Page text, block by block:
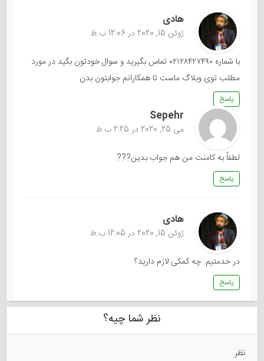
هادی
ژوئن 15, 2020 در 12:06 ب.ظ
با شماره ۰۲۱۲۸۴۲۷۴۹۰ تماس بگیرید و سوال خودتون بگید در مورد
مطلب توی وبلاگ ماست تا همکارانم جوابتون بدن
پاسخ
Sepehr
می 25, 2020 در 2:25 ب.ظ
لطفاً به کامنت من هم جواب بدین???
پاسخ
هادی
ژوئن 15, 2020 در 12:05 ب.ظ
در خدمتیم. چه کمکی لازم دارید؟
پاسخ
نظر شما چیه؟
نظر